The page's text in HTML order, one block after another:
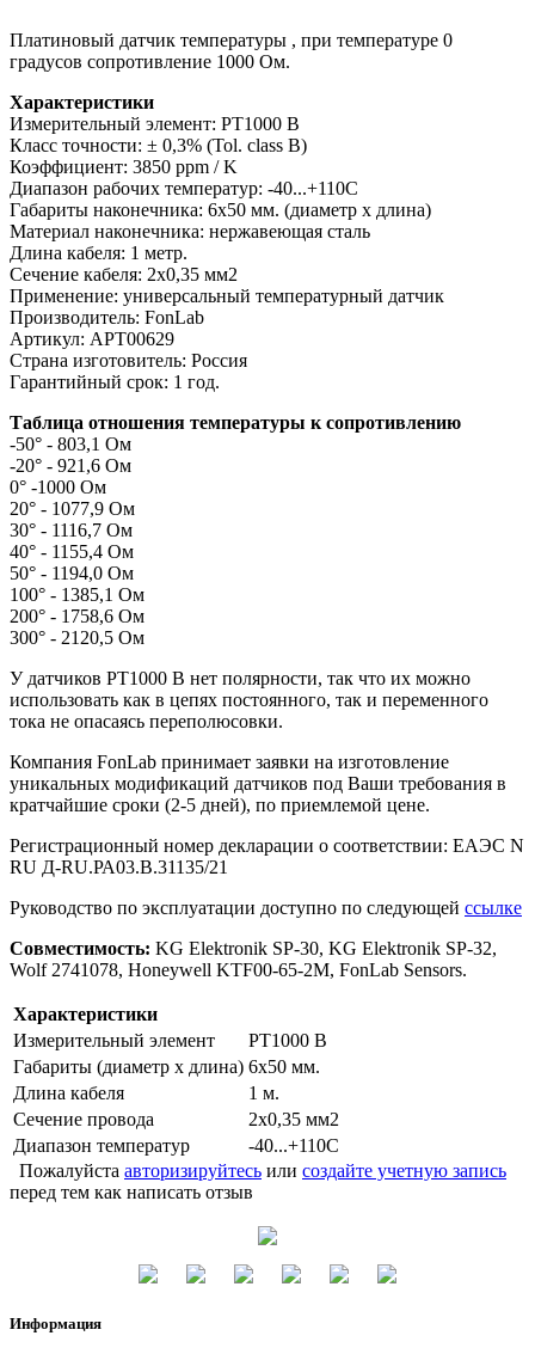
Платиновый датчик температуры , при температуре 0
градусов сопротивление 1000 Ом.
Характеристики
Измерительный элемент: PT1000 B
Класс точности: ± 0,3% (Tol. class B)
Коэффициент: 3850 ppm / K
Диапазон рабочих температур: -40...+110C
Габариты наконечника: 6x50 мм. (диаметр х длина)
Материал наконечника: нержавеющая сталь
Длина кабеля: 1 метр.
Сечение кабеля: 2x0,35 мм2
Применение: универсальный температурный датчик
Производитель: FonLab
Артикул: APT00629
Страна изготовитель: Россия
Гарантийный срок: 1 год.
Таблица отношения температуры к сопротивлению
-50° - 803,1 Ом
-20° - 921,6 Ом
0° -1000 Ом
20° - 1077,9 Ом
30° - 1116,7 Ом
40° - 1155,4 Ом
50° - 1194,0 Ом
100° - 1385,1 Ом
200° - 1758,6 Ом
300° - 2120,5 Ом
У датчиков PT1000 B нет полярности, так что их можно
использовать как в цепях постоянного, так и переменного
тока не опасаясь переполюсовки.
Компания FonLab принимает заявки на изготовление
уникальных модификаций датчиков под Ваши требования в
кратчайшие сроки (2-5 дней), по приемлемой цене.
Регистрационный номер декларации о соответствии: ЕАЭС N
RU Д-RU.РА03.В.31135/21
Руководство по эксплуатации доступно по следующей ссылке
Совместимость: KG Elektronik SP-30, KG Elektronik SP-32,
Wolf 2741078, Honeywell KTF00-65-2M, FonLab Sensors.
Характеристики
Измерительный элемент
PT1000 B
Габариты (диаметр х длина) 6x50 мм.
Длина кабеля
1 м.
Сечение провода
2x0,35 мм2
Диапазон температур
-40...+110C
Пожалуйста авторизируйтесь или создайте учетную запись
перед тем как написать отзыв
Информация